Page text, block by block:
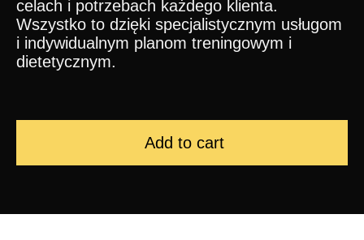
celach i potrzebach każdego klienta.
Wszystko to dzięki specjalistycznym usługom
i indywidualnym planom treningowym i
dietetycznym.
Add to cart